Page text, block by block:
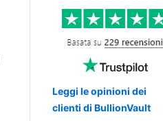
Leggi le opinioni dei
clienti di BullionVault